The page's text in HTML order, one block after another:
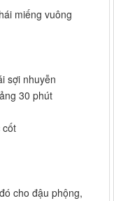
miếng vuông
sợi nhuyễn
30 phút
cốt
cho đậu phộng,